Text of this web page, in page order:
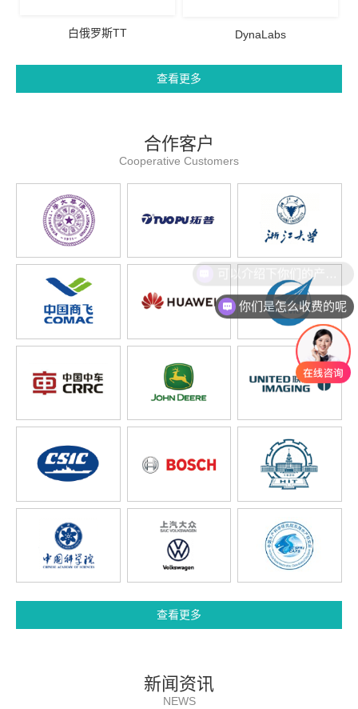
白俄罗斯TT DynaLabs
查看更多
合作客户
Cooperative Customers
查看更多
新闻资讯
NEWS
你们是怎么收费的呢